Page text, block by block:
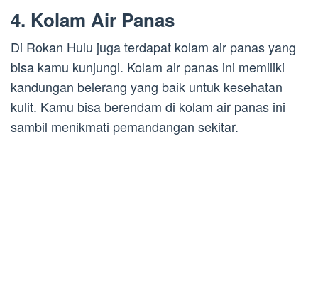
4. Kolam Air Panas
Di Rokan Hulu juga terdapat kolam air panas yang
bisa kamu kunjungi. Kolam air panas ini memiliki
kandungan belerang yang baik untuk kesehatan
kulit. Kamu bisa berendam di kolam air panas ini
sambil menikmati pemandangan sekitar.